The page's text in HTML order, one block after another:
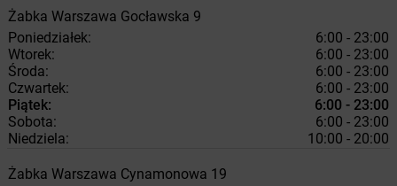
Żabka Warszawa Gocławska 9
Poniedziałek:
6:00 - 23:00
Wtorek:
6:00 - 23:00
Środa:
6:00 - 23:00
Czwartek:
6:00 - 23:00
Piątek:
6:00 - 23:00
Sobota:
6:00 - 23:00
Niedziela:
10:00 - 20:00
Żabka Warszawa Cynamonowa 19